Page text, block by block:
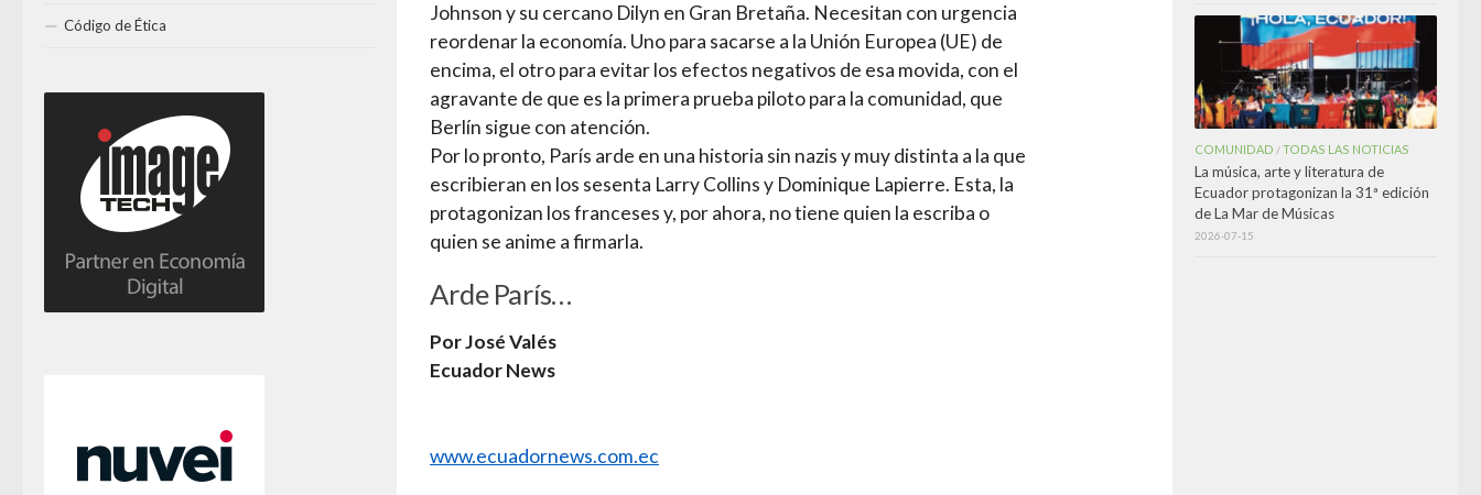
Johnson y su cercano Dilyn en Gran Bretaña. Necesitan con urgencia
reordenar la economía. Uno para sacarse a la Unión Europea (UE) de
encima, el otro para evitar los efectos negativos de esa movida, con el
agravante de que es la primera prueba piloto para la comunidad, que
Berlín sigue con atención.
Por lo pronto, París arde en una historia sin nazis y muy distinta a la que
escribieran en los sesenta Larry Collins y Dominique Lapierre. Esta, la
protagonizan los franceses y, por ahora, no tiene quien la escriba o
quien se anime a firmarla.
Arde París…
Por José Valés
Ecuador News
www.ecuadornews.com.ec
Código de Ética
COMUNIDAD /TODAS LAS NOTICIAS
La música, arte y literatura de
Ecuador protagonizan la 31ª edición
de La Mar de Músicas
2026-07-15